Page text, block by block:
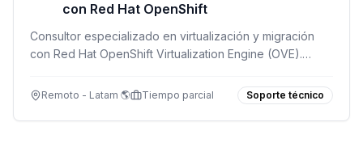
con Red Hat OpenShift
Consultor especializado en virtualización y migración
con Red Hat OpenShift Virtualization Engine (OVE).
septiembre 2026.
Remoto - Latam 🌎 Tiempo parcial Soporte técnico